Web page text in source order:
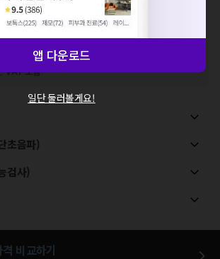
,추가비용 등으로 실제 가격과 상이할 수 있으니, 정확
관에 직접 문의해주세요.
바랍니다.)
VAT 포함
초음파)
검사)
격 비교하기
앱 다운로드
일단 둘러볼게요!